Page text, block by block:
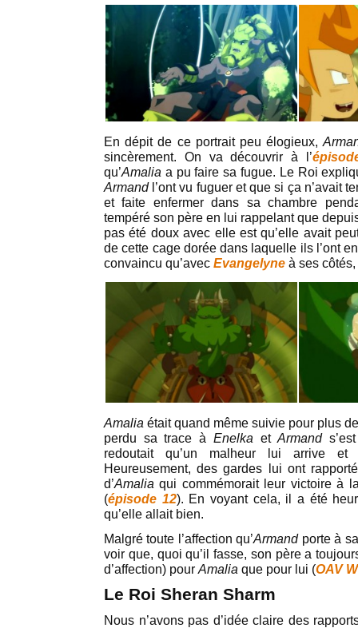
En dépit de ce portrait peu élogieux,
sincèrement. On va découvrir à l’
qu’Amalia a pu faire sa fugue. Le Roi
Armand l’ont vu fuguer et que si ça n’avait
et faite enfermer dans sa chambre
tempéré son père en lui rappelant que
pas été doux avec elle est qu’elle avait
de cette cage dorée dans laquelle ils l’ont
convaincu qu’avec Evangelyne à ses
Amalia était quand même suivie pour plus
perdu sa trace à Enelka etArmand
redoutait qu’un malheur lui arrive
Heureusement, des gardes lui ont
d’Amaliaqui commémorait leur victoire à
(épisode 12). En voyant cela, il a été
qu’elle allait bien.
Malgré toute l’affection qu’Armandporte à
voir que, quoi qu’il fasse, son père a
d’affection) pour Amalia que pour lui (OAV
Le Roi Sheran Sharm
Nous n’avons pas d’idée claire des